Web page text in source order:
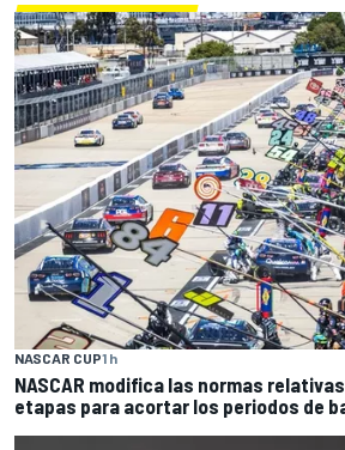
NASCAR CUP1 h
NASCAR modifica las normas
etapas para acortar los periodos de